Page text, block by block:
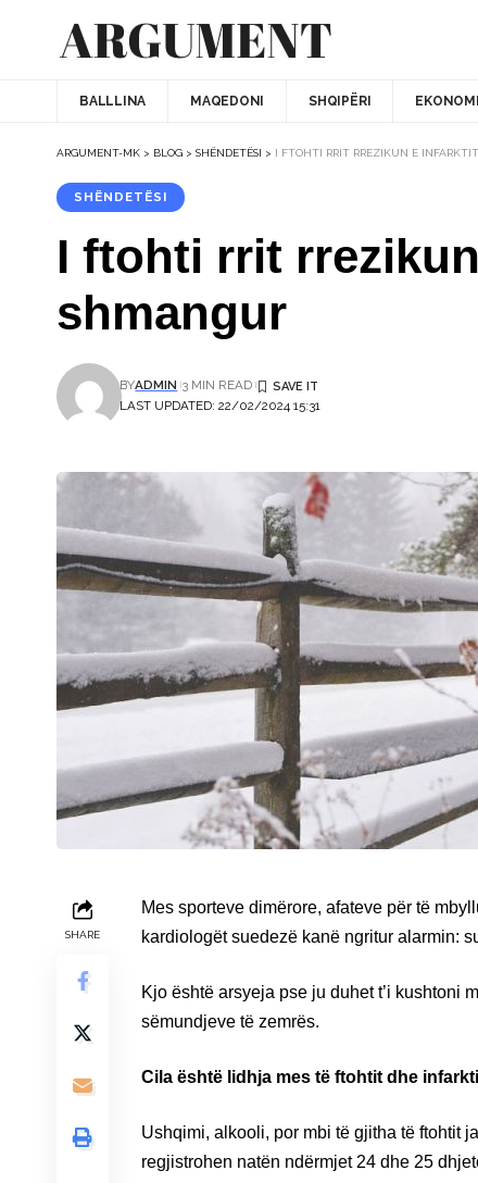
BALLLINA MAQEDONI SHQIPËRI EKONOMI
ARGUMENT-MK > BLOG > SHËNDETËSI > I FTOHTI RRIT RREZIKUN E
SHËNDETËSI
I ftohti rrit
shmangur
LAST UPDATED: 22/02/2024 15:31
BYADMIN 3 MIN READ
SHARE
Mes sporteve dimërore, afateve për të
kardiologët suedezë kanë ngritur alarmin:
Kjo është arsyeja pse ju duhet t’i kushtoni
sëmundjeve të zemrës.
Cila është lidhja mes të ftohtit dhe
Ushqimi, alkooli, por mbi të gjitha të ftohtit
regjistrohen natën ndërmjet 24 dhe 25